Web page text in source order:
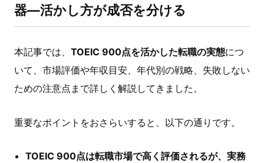
器―活かし方が成否を分ける
本記事では、 TOEIC 900点を活かした転職の実態につ
いて、市場評価や年収目安、年代別の戦略、失敗しない
ための注意点まで詳しく解説してきました。
重要なポイントをおさらいすると、以下の通りです。
TOEIC 900点は転職市場で高く評価されるが、実務